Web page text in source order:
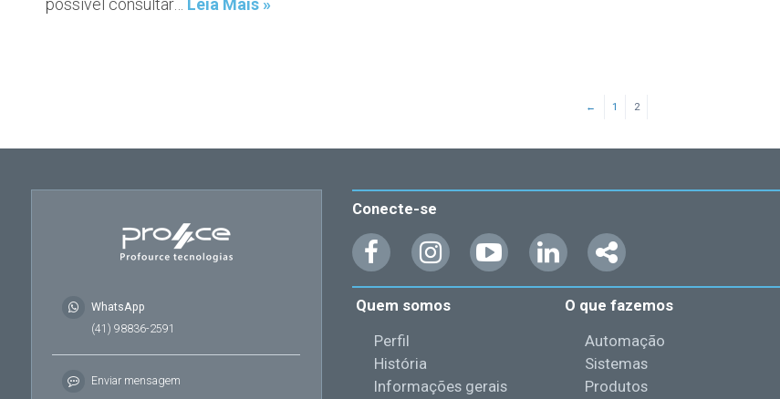
possível consultar… Leia Mais »
← 1 2
WhatsApp
(41) 98836-2591
Enviar mensagem
Conecte-se
Quem somos
Perfil
História
Informações gerais
O que fazemos
Automação
Sistemas
Produtos